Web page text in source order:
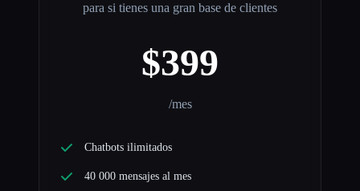
para si tienes una gran base de clientes
$399
/mes
Chatbots ilimitados
40 000 mensajes al mes